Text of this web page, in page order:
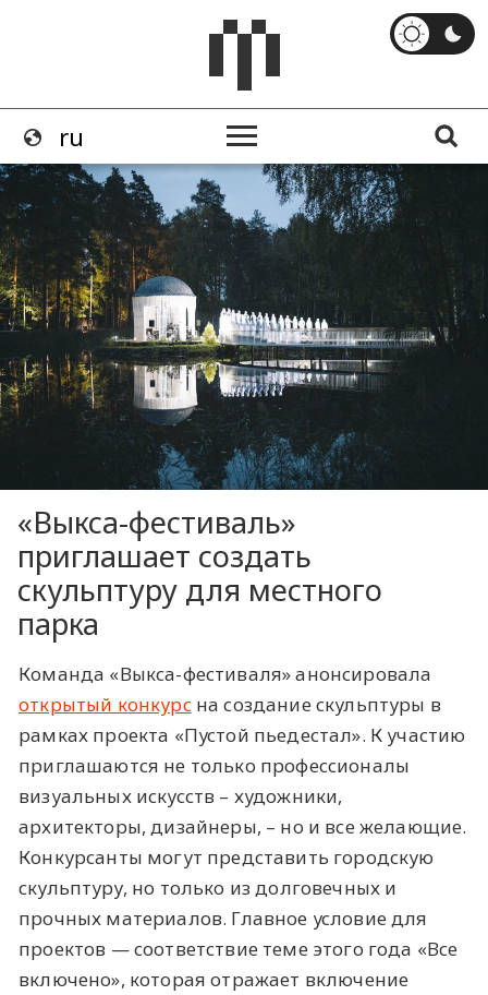
«Выкса-фестиваль»
приглашает создать
скульптуру для местного
парка
Команда «Выкса-фестиваля» анонсировала
открытый конкурсна создание скульптуры в
рамках проекта «Пустой пьедестал». К участию
приглашаются не только профессионалы
визуальных искусств – художники,
архитекторы, дизайнеры, – но и все желающие.
Конкурсанты могут представить городскую
скульптуру, но только из долговечных и
прочных материалов. Главное условие для
проектов — соответствие теме этого года «Все
включено», которая отражает включение